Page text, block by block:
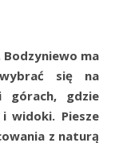
Bodzyniewo ma
się na
górach, gdzie
widoki. Piesze
z naturą